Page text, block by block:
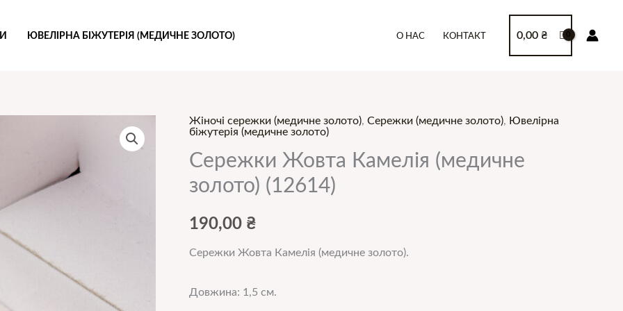
ЮВЕЛІРНА БІЖУТЕРІЯ (МЕДИЧНЕ ЗОЛОТО) О НАС КОНТАКТ 0,00 ₴
Жіночі сережки (медичне золото), Сережки (медичне золото), Ювелірна
біжутерія (медичне золото)
Сережки Жовта Камелія (медичне
золото) (12614)
190,00 ₴
Сережки Жовта Камелія (медичне золото).
Довжина: 1,5 см.